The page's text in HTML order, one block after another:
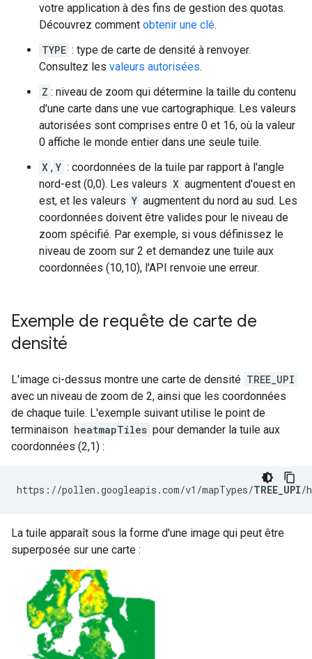
votre application à des fins de gestion des quotas.
Découvrez comment obtenir une clé.
TYPE : type de carte de densité à renvoyer.
Consultez les valeurs autorisées.
Z : niveau de zoom qui détermine la taille du contenu
d'une carte dans une vue cartographique. Les valeurs
autorisées sont comprises entre 0 et 16, où la valeur
0 affiche le monde entier dans une seule tuile.
X , Y : coordonnées de la tuile par rapport à l'angle
nord-est (0,0). Les valeurs X augmentent d'ouest en
est, et les valeurs Y augmentent du nord au sud. Les
coordonnées doivent être valides pour le niveau de
zoom spécifié. Par exemple, si vous définissez le
niveau de zoom sur 2 et demandez une tuile aux
coordonnées (10,10), l'API renvoie une erreur.
Exemple de requête de carte de
densité
L'image ci-dessus montre une carte de densité TREE_UPI
avec un niveau de zoom de 2, ainsi que les coordonnées
de chaque tuile. L'exemple suivant utilise le point de
terminaison heatmapTiles pour demander la tuile aux
coordonnées (2,1) :
https://pollen.googleapis.com/v1/mapTypes/TREE_UPI/
La tuile apparaît sous la forme d'une image qui peut être
superposée sur une carte :